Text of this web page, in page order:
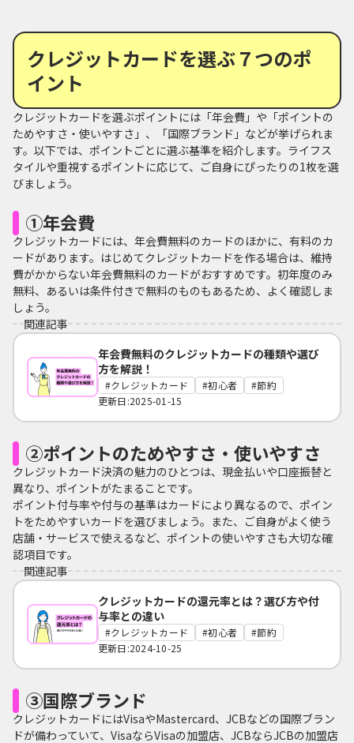
クレジットカードを選ぶ７つのポ
イント
クレジットカードを選ぶポイントには「年会費」や「ポイントの
ためやすさ・使いやすさ」、「国際ブランド」などが挙げられま
す。以下では、ポイントごとに選ぶ基準を紹介します。ライフス
タイルや重視するポイントに応じて、ご自身にぴったりの1枚を選
びましょう。
①年会費
クレジットカードには、年会費無料のカードのほかに、有料のカ
ードがあります。はじめてクレジットカードを作る場合は、維持
費がかからない年会費無料のカードがおすすめです。初年度のみ
無料、あるいは条件付きで無料のものもあるため、よく確認しま
しょう。
関連記事
年会費無料のクレジットカードの種類や選び
方を解説！
クレジットカード 初心者
節約
更新日:2025-01-15
②ポイントのためやすさ・使いやすさ
クレジットカード決済の魅力のひとつは、現金払いや口座振替と
異なり、ポイントがたまることです。
ポイント付与率や付与の基準はカードにより異なるので、ポイン
トをためやすいカードを選びましょう。また、ご自身がよく使う
店舗・サービスで使えるなど、ポイントの使いやすさも大切な確
認項目です。
関連記事
クレジットカードの還元率とは？選び方や付
与率との違い
クレジットカード 初心者
節約
更新日:2024-10-25
③国際ブランド
クレジットカードにはVisaやMastercard、JCBなどの国際ブラン
ドが備わっていて、VisaならVisaの加盟店、JCBならJCBの加盟店